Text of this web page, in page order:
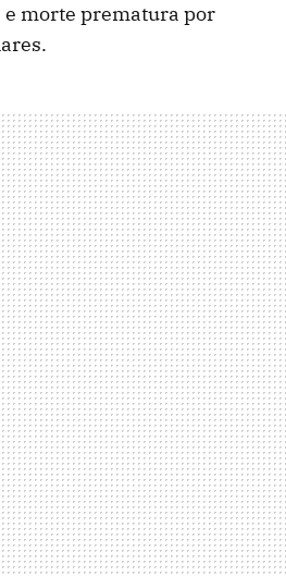
morte prematura por